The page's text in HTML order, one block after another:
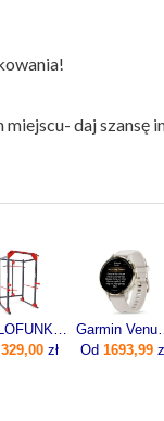
daj szansę
WIELOFUNKCYJNA KLATKA DO ĆWICZEŃ KSSL025/2 Z WYCIĄGIEM
329,00zł
Garmin Venu
Od 1693,99